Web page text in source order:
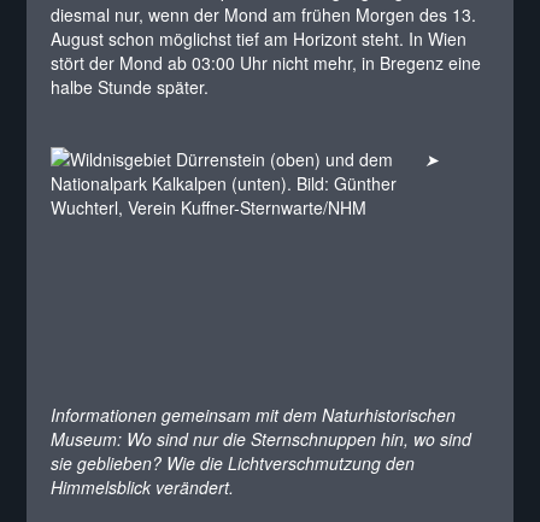
diesmal nur, wenn der Mond am frühen Morgen des 13.
August schon möglichst tief am Horizont steht. In Wien
stört der Mond ab 03:00 Uhr nicht mehr, in Bregenz eine
halbe Stunde später.
➤
Informationen gemeinsam mit dem Naturhistorischen
Museum: Wo sind nur die Sternschnuppen hin, wo sind
sie geblieben? Wie die Lichtverschmutzung den
Himmelsblick verändert.